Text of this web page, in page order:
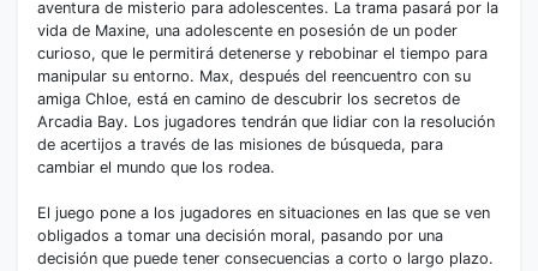
aventura de misterio para adolescentes. La trama pasará por la
vida de Maxine, una adolescente en posesión de un poder
curioso, que le permitirá detenerse y rebobinar el tiempo para
manipular su entorno. Max, después del reencuentro con su
amiga Chloe, está en camino de descubrir los secretos de
Arcadia Bay. Los jugadores tendrán que lidiar con la resolución
de acertijos a través de las misiones de búsqueda, para
cambiar el mundo que los rodea.
El juego pone a los jugadores en situaciones en las que se ven
obligados a tomar una decisión moral, pasando por una
decisión que puede tener consecuencias a corto o largo plazo.